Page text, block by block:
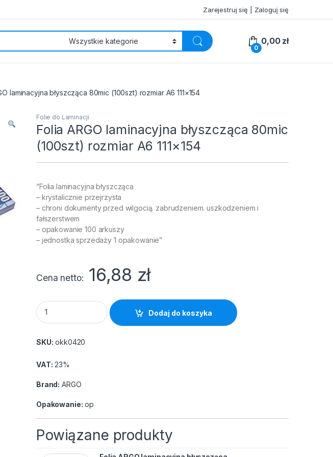
Zarejestruj się | Zaloguj się
0
0,00 zł
laminacyjna błyszcząca 80mic (100szt) rozmiar A6 111×154
Folie do Laminacji
Folia ARGO laminacyjna błyszcząca 80mic
(100szt) rozmiar A6 111×154
”Folia laminacyjna błyszcząca
– krystalicznie przejrzysta
– chroni dokumenty przed wilgocią. zabrudzeniem. uszkodzeniem i
fałszerstwem
– opakowanie 100 arkuszy
– jednostka sprzedaży 1 opakowanie”
Cena netto 16,88 zł
Folia ARGO laminacyjna błyszcząca 80mic (100szt) rozmiar A6 111x154 quantity
Dodaj do koszyka
SKU: okk0420
VAT: 23%
Brand: ARGO
Opakowanie: op
Powiązane produkty